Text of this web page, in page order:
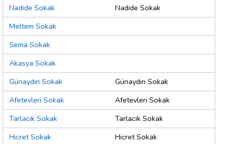
Nadide Sokak
Nadide Sokak
Meltem Sokak
Sema Sokak
Akasya Sokak
Günaydın Sokak
Günaydın Sokak
Afetevleri Sokak
Afetevleri Sokak
Tarlacık Sokak
Tarlacık Sokak
Hicret Sokak
Hicret Sokak